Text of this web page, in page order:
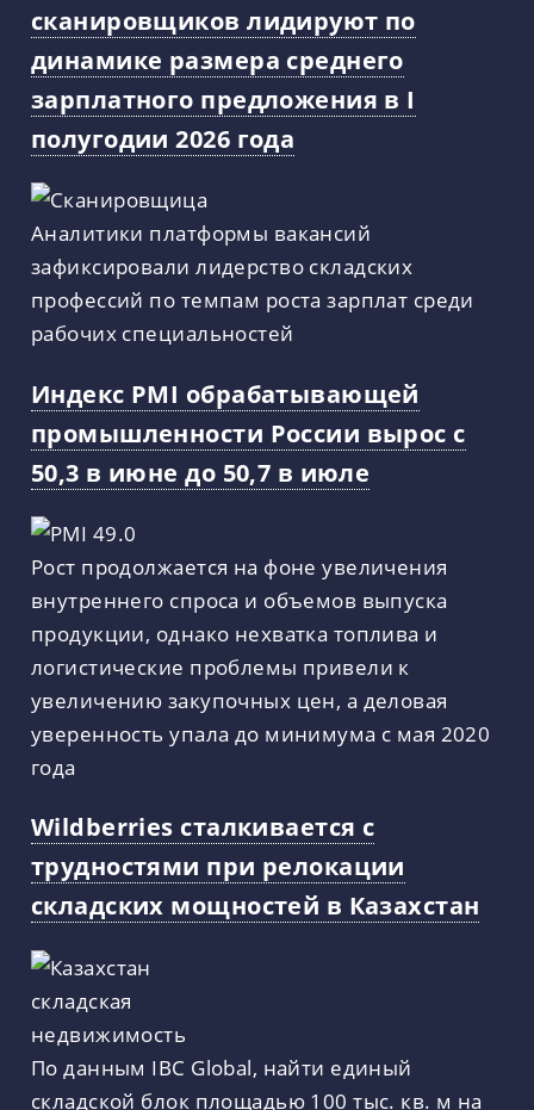
сканировщиков лидируют по
динамике размера среднего
зарплатного предложения в I
полугодии 2026 года
Аналитики платформы вакансий
зафиксировали лидерство складских
профессий по темпам роста зарплат среди
рабочих специальностей
Индекс PMI обрабатывающей
промышленности России вырос с
50,3 в июне до 50,7 в июле
Рост продолжается на фоне увеличения
внутреннего спроса и объемов выпуска
продукции, однако нехватка топлива и
логистические проблемы привели к
увеличению закупочных цен, а деловая
уверенность упала до минимума с мая 2020
года
Wildberries сталкивается с
трудностями при релокации
складских мощностей в Казахстан
По данным IBC Global, найти единый
складской блок площадью 100 тыс. кв. м на